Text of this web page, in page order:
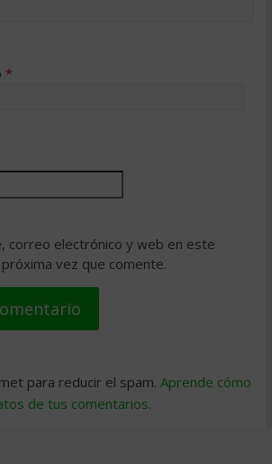
*
correo electrónico y web en este
vez que comente.
para reducir el spam. Aprende cómo
de tus comentarios.